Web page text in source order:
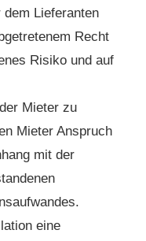
dem Lieferanten
Recht
Risiko und auf
Mieter zu
Mieter Anspruch
mit der
eine